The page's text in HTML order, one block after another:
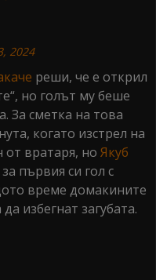
2024
реши, че е открил
но голът му беше
За сметка на това
когато изстрел на
вратаря, но Якуб
първия си гол с
време домакините
избегнат загубата.